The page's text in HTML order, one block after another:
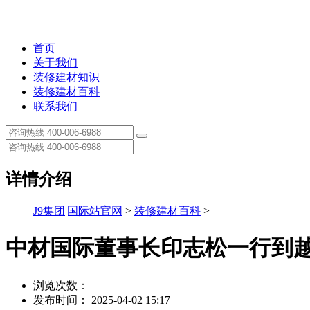
首页
关于我们
装修建材知识
装修建材百科
联系我们
详情介绍
J9集团|国际站官网 > 装修建材百科 >
中材国际董事长印志松一行到
浏览次数：
发布时间： 2025-04-02 15:17